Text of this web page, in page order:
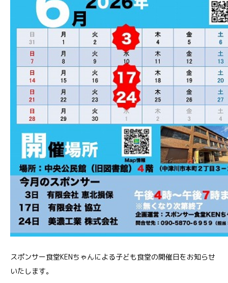
スポンサー食堂KENちゃんによる子ども食堂の開催日をお知らせ
いたします。